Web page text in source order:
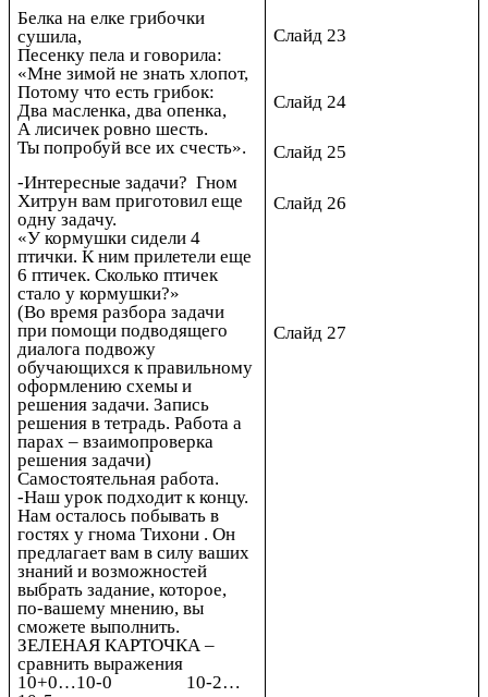
Белка на елке грибочки
сушила,
Песенку пела и говорила:
«Мне зимой не знать хлопот,
Потому что есть грибок:
Два масленка, два опенка,
А лисичек ровно шесть.
Ты попробуй все их счесть».
-Интересные задачи? Гном
Хитрун вам приготовил еще
одну задачу.
«У кормушки сидели 4
птички. К ним прилетели еще
6 птичек. Сколько птичек
стало у кормушки?»
(Во время разбора задачи
при помощи подводящего
диалога подвожу
обучающихся к правильному
оформлению схемы и
решения задачи. Запись
решения в тетрадь. Работа а
парах – взаимопроверка
решения задачи)
Самостоятельная работа.
-Наш урок подходит к концу.
Нам осталось побывать в
гостях у гнома Тихони . Он
предлагает вам в силу ваших
знаний и возможностей
выбрать задание, которое,
по-вашему мнению, вы
сможете выполнить.
ЗЕЛЕНАЯ КАРТОЧКА –
сравнить выражения
10+0…10-0 10-2…
Слайд 23
Слайд 24
Слайд 25
Слайд 26
Слайд 27